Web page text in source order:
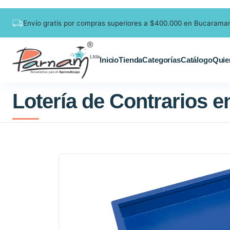
Envío gratis por compras superiores a $400.000 en
InicioTiendaCategoríasCatálogo
Lotería de Contrarios